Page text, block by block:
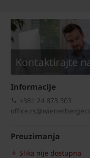
Kontaktirajte
Informacije
+381 24 873 303
Preuzimanja
Slika nije dostupna